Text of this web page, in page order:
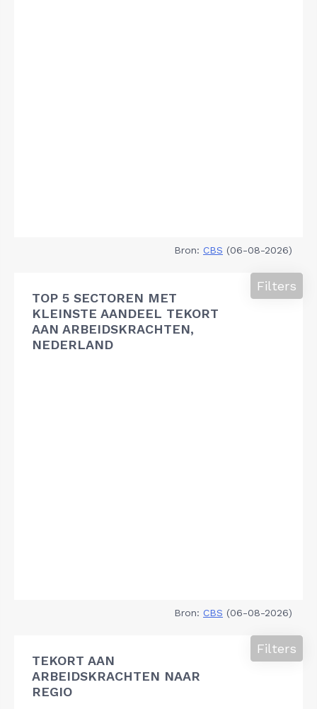
Bron: CBS (06-08-2026)
TOP 5 SECTOREN MET
KLEINSTE AANDEEL TEKORT
AAN ARBEIDSKRACHTEN,
NEDERLAND
Filters
Bron: CBS (06-08-2026)
TEKORT AAN
ARBEIDSKRACHTEN NAAR
REGIO
Filters